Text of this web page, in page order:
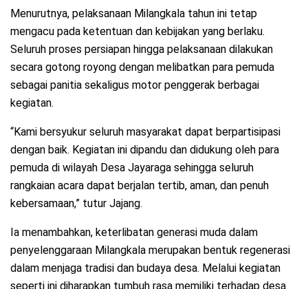
Menurutnya, pelaksanaan Milangkala tahun ini tetap
mengacu pada ketentuan dan kebijakan yang berlaku.
Seluruh proses persiapan hingga pelaksanaan dilakukan
secara gotong royong dengan melibatkan para pemuda
sebagai panitia sekaligus motor penggerak berbagai
kegiatan.
“Kami bersyukur seluruh masyarakat dapat berpartisipasi
dengan baik. Kegiatan ini dipandu dan didukung oleh para
pemuda di wilayah Desa Jayaraga sehingga seluruh
rangkaian acara dapat berjalan tertib, aman, dan penuh
kebersamaan,” tutur Jajang.
Ia menambahkan, keterlibatan generasi muda dalam
penyelenggaraan Milangkala merupakan bentuk regenerasi
dalam menjaga tradisi dan budaya desa. Melalui kegiatan
seperti ini diharapkan tumbuh rasa memiliki terhadap desa